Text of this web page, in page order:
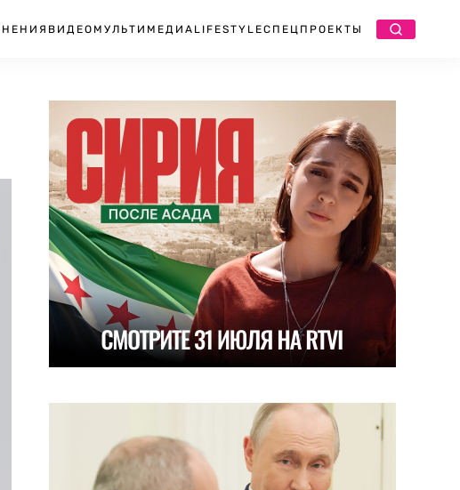
ВИДЕО МУЛЬТИМЕДИА LIFESTYLEСПЕЦПРОЕКТЫ